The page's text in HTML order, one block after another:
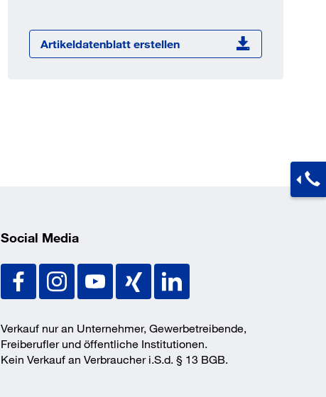
OCI Schnittstelle zu lhrer
Warenwirtschaft
Artikeldatenblatt erstellen
Social Media
Verkauf nur an Unternehmer, Gewerbetreibende,
Freiberufler und öffentliche Institutionen.
Kein Verkauf an Verbraucher i.S.d. § 13 BGB.